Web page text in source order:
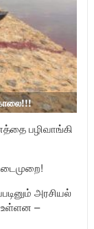
பழிவாங்கி
அரசியல்
உள்ளன –